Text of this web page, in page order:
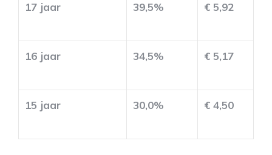
17 jaar 39,5% € 5,92
16 jaar 34,5% € 5,17
15 jaar 30,0% € 4,50